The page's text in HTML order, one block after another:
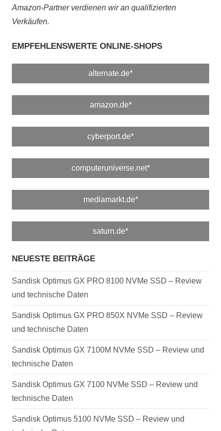
Amazon-Partner verdienen wir an qualifizierten
Verkäufen.
EMPFEHLENSWERTE ONLINE-SHOPS
alternate.de*
amazon.de*
cyberport.de*
computeruniverse.net*
mediamarkt.de*
saturn.de*
NEUESTE BEITRÄGE
Sandisk Optimus GX PRO 8100 NVMe SSD – Review
und technische Daten
Sandisk Optimus GX PRO 850X NVMe SSD – Review
und technische Daten
Sandisk Optimus GX 7100M NVMe SSD – Review und
technische Daten
Sandisk Optimus GX 7100 NVMe SSD – Review und
technische Daten
Sandisk Optimus 5100 NVMe SSD – Review und